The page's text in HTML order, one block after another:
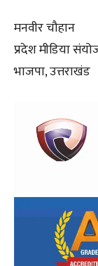
मनवीर चौहान
प्रदेश मीडिया
भाजपा, उत्तराखंड